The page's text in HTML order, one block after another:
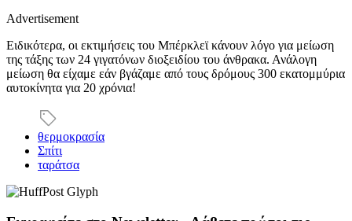
Advertisement
Ειδικότερα, οι εκτιμήσεις του Μπέρκλεϊ κάνουν λόγο για μείωση
της τάξης των 24 γιγατόνων διοξειδίου του άνθρακα. Ανάλογη
μείωση θα είχαμε εάν βγάζαμε από τους δρόμους 300 εκατομμύρια
αυτοκίνητα για 20 χρόνια!
θερμοκρασία
Σπίτι
ταράτσα